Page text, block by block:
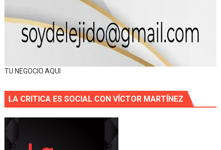
TU NEGOCIO AQUI
LA CRITICA ES SOCIAL CON VÍCTOR MARTÍNEZ